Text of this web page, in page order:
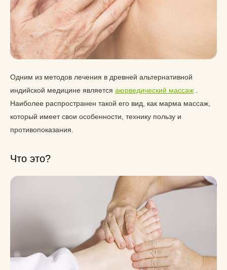
Одним из методов лечения в древней альтернативной
индийской медицине является аюрведический массаж
Наиболее распространен такой его вид, как марма массаж,
который имеет свои особенности, технику пользу и
противопоказания.
Что это?